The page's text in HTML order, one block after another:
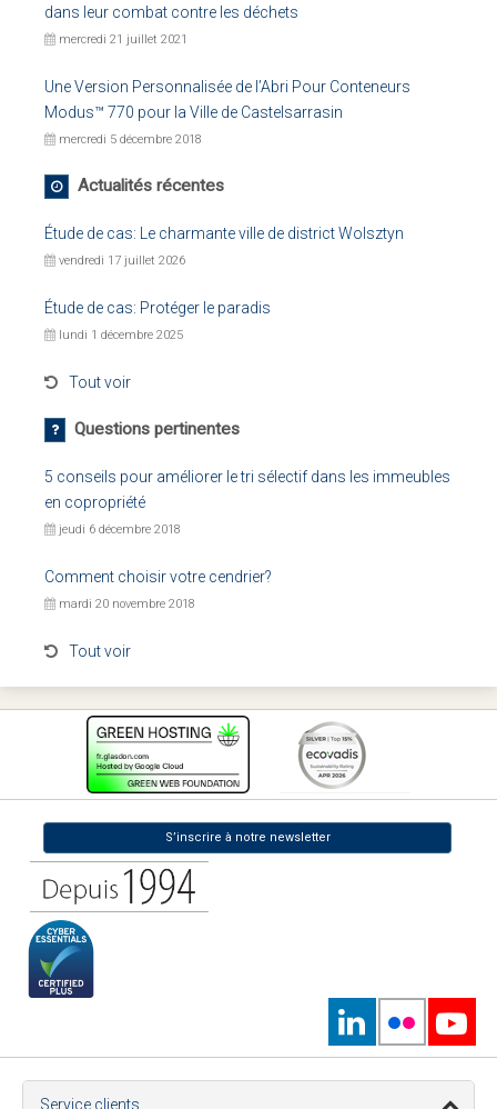
dans leur combat contre les déchets
mercredi 21 juillet 2021
Une Version Personnalisée de l’Abri Pour Conteneurs
Modus™ 770 pour la Ville de Castelsarrasin
mercredi 5 décembre 2018
Actualités récentes
Étude de cas: Le charmante ville de district Wolsztyn
vendredi 17 juillet 2026
Étude de cas: Protéger le paradis
lundi 1 décembre 2025
Tout voir
Questions pertinentes
5 conseils pour améliorer le tri sélectif dans les immeubles
en copropriété
jeudi 6 décembre 2018
Comment choisir votre cendrier?
mardi 20 novembre 2018
Tout voir
S’inscrire à notre newsletter
Service clients